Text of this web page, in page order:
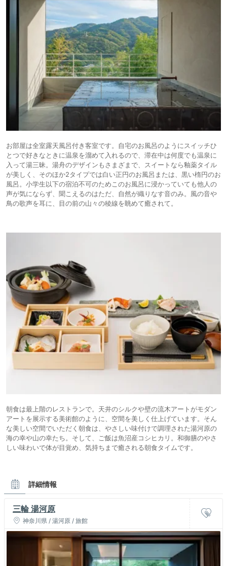
お部屋は全室露天風呂付き客室です。自宅のお風呂のようにスイッチひ
とつで好きなときに温泉を溜めて入れるので、滞在中は何度でも温泉に
入って湯三昧。湯舟のデザインもさまざまで、スイートなら釉薬タイル
が美しく、そのほか2タイプでは白い正円のお風呂または、黒い楕円のお
風呂。小学生以下の宿泊不可のためこのお風呂に浸かっていても他人の
声が気にならず、聞こえるのはただ、自然が織りなす音のみ。風の音や
鳥の歌声を耳に、目の前の山々の稜線を眺めて癒されて。
朝食は最上階のレストランで。天井のシルクや壁の流木アートがモダン
アートを展示する美術館のように、空間を美しく仕上げています。そん
な美しい空間でいただく朝食は、やさしい味付けで調理された湯河原の
海の幸や山の幸たち。そして、ご飯は魚沼産コシヒカリ。和御膳のやさ
しい味わいで体が目覚め、気持ちまで癒される朝食タイムです。
詳細情報
三輪 湯河原
神奈川県 / 湯河原 / 旅館